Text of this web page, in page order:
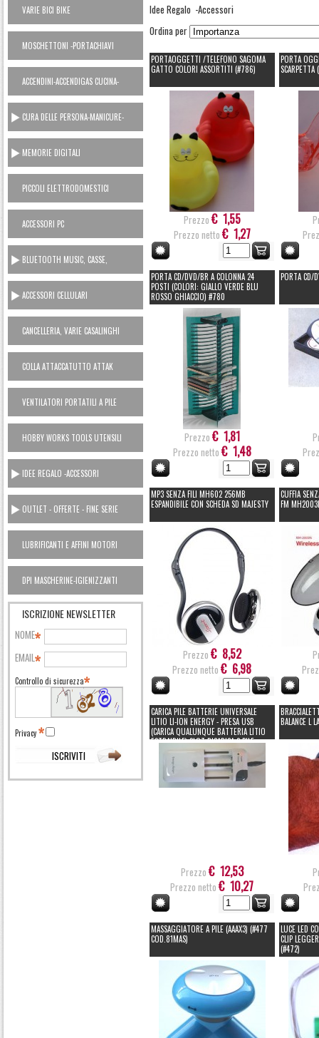
VARIE BICI BIKE
MOSCHETTONI -PORTACHIAVI
ACCENDINI-ACCENDIGAS CUCINA-
RICARICA GAS
CURA DELLE PERSONA-MANICURE-
LAMETTE
MEMORIE DIGITALI
PICCOLI ELETTRODOMESTICI
AC230V
ACCESSORI PC
BLUETOOTH MUSIC, CASSE,
CUFFIE, MICROFONI, RADIO...
ACCESSORI CELLULARI
SMARTPHONES
CANCELLERIA, VARIE CASALINGHI
COLLA ATTACCATUTTO ATTAK
VENTILATORI PORTATILI A PILE
HOBBY WORKS TOOLS UTENSILI
CASA
IDEE REGALO -ACCESSORI
OUTLET - OFFERTE - FINE SERIE
LUBRIFICANTI E AFFINI MOTORI
AUTO OUTLET
DPI MASCHERINE-IGIENIZZANTI
ISCRIZIONE NEWSLETTER
NOME
EMAIL
Controllo di sicurezza
Privacy
Idee Regalo -Accessori
Ordina per
PORTAOGGETTI /TELEFONO SAGOMA
GATTO COLORI ASSORTITI (#786)
Prezzo € 1,55
Prezzo netto € 1,27
PORTA
PORTA CD/DVD/BR A COLONNA 24
POSTI (COLORI: GIALLO VERDE BLU
ROSSO GHIACCIO) #780
Prezzo € 1,81
Prezzo netto € 1,48
PORTA CD/
MP3 SENZA FILI MH602 256MB
ESPANDIBILE CON SCHEDA SD MAJESTY
Prezzo € 8,52
Prezzo netto € 6,98
CUFFIA
FM
CARICA PILE BATTERIE UNIVERSALE
LITIO LI-ION ENERGY - PRESA USB
(CARICA QUALUNQUE BATTERIA LITIO
ESTRAIBILE) SLOT RICARICA 2 PILE
AA/AAA (#131 229131)
Prezzo € 12,53
Prezzo netto € 10,27
BALANCE L
MASSAGGIATORE A PILE (AAAX3) (#477
COD.81MAS)
LUCE LED
CLIP
(#472)